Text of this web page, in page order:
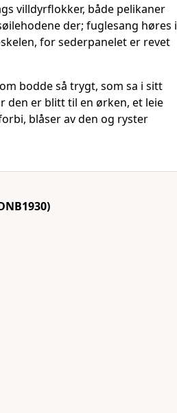
villdyrflokker, både pelikaner
der; fuglesang høres i
for sederpanelet er revet
bodde så trygt, som sa i sitt
den er blitt til en ørken, et leie
blåser av den og ryster